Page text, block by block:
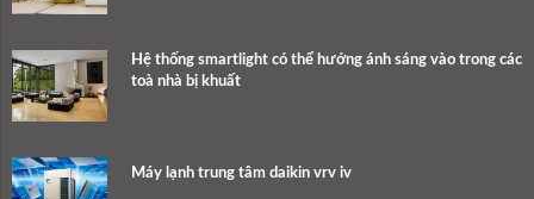
Hệ thống smartlight có thể hướng ánh sáng vào trong các
toà nhà bị khuất
Máy lạnh trung tâm daikin vrv iv